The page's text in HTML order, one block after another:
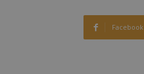
Facebook